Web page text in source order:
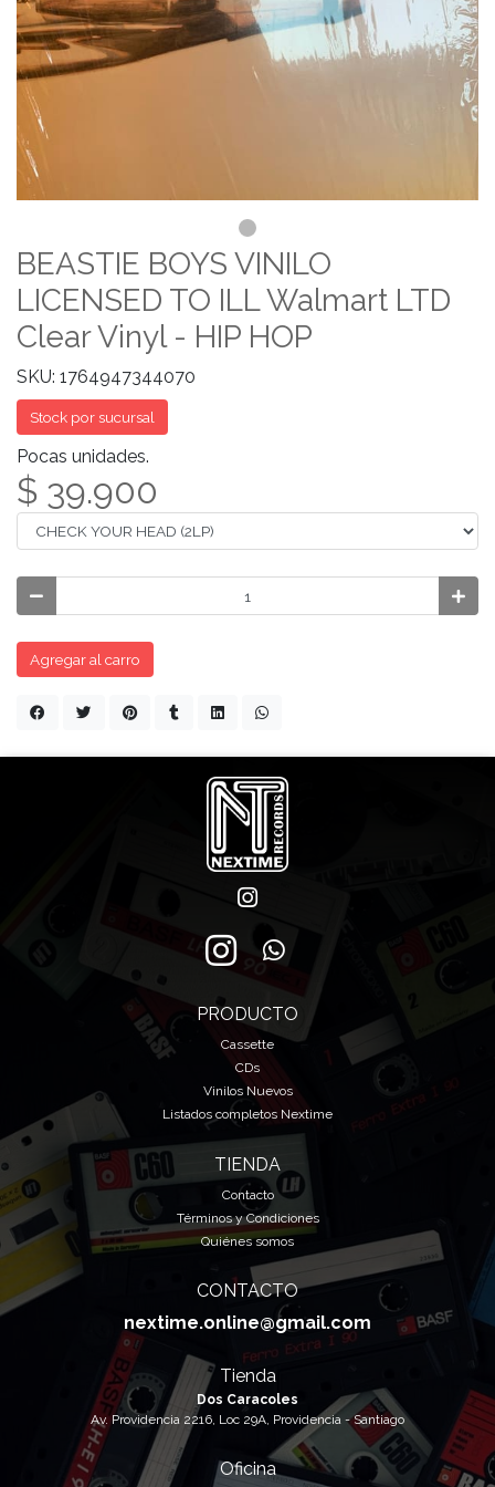
BEASTIE BOYS VINILO
LICENSED TO ILL Walmart LTD
Clear Vinyl - HIP HOP
SKU: 1764947344070
Stock por sucursal
Pocas unidades.
$ 39.900
Agregar al carro
PRODUCTO
Cassette
CDs
Vinilos Nuevos
Listados completos Nextime
TIENDA
Contacto
Términos y Condiciones
Quiénes somos
CONTACTO
nextime.online@gmail.com
Tienda
Dos Caracoles
Av. Providencia 2216, Loc 29A, Providencia - Santiago
Oficina